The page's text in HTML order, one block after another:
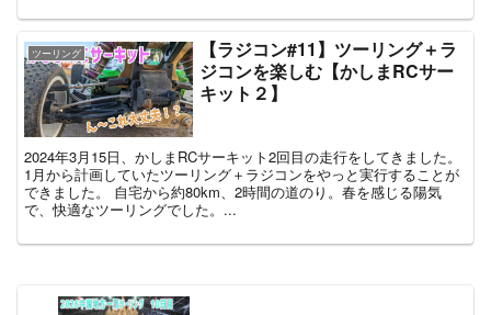
ツーリング
【ラジコン#11】ツーリング＋ラ
ジコンを楽しむ【かしまRCサー
キット２】
2024年3月15日、かしまRCサーキット2回目の走行をしてきました。
1月から計画していたツーリング＋ラジコンをやっと実行することが
できました。 自宅から約80km、2時間の道のり。春を感じる陽気
で、快適なツーリングでした。...